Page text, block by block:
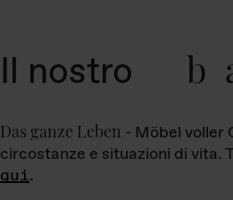
Il nostro
Das ganze Leben - Möbel voller
circostanze e situazioni di vita.
qui.